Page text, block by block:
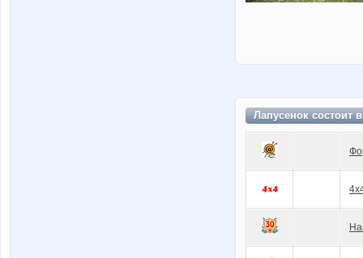
Лапусенок состоит